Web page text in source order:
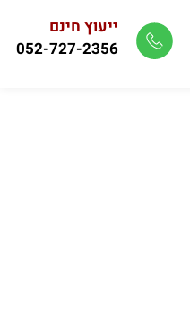
ייעוץ חינם
052-727-2356